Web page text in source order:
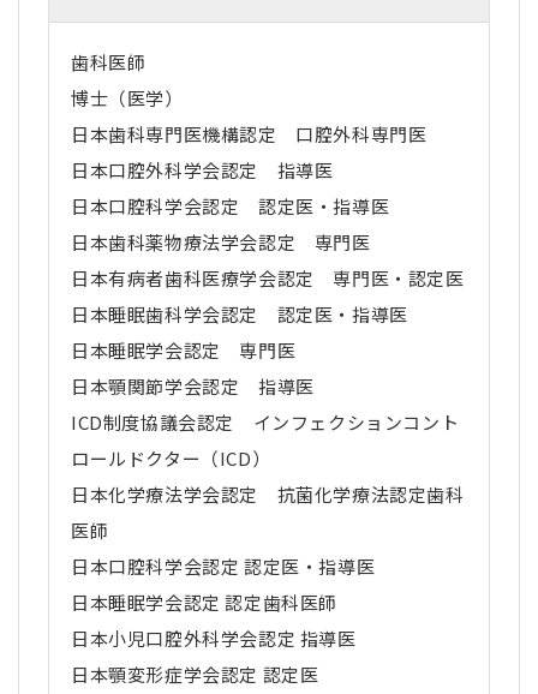
歯科医師
博士（医学）
日本歯科専門医機構認定 口腔外科専門医
日本口腔外科学会認定 指導医
日本口腔科学会認定 認定医・指導医
日本歯科薬物療法学会認定 専門医
日本有病者歯科医療学会認定 専門医・認定医
日本睡眠歯科学会認定 認定医・指導医
日本睡眠学会認定 専門医
日本顎関節学会認定 指導医
ICD制度協議会認定 インフェクションコント
ロールドクター（ICD）
日本化学療法学会認定 抗菌化学療法認定歯科
医師
日本口腔科学会認定 認定医・指導医
日本睡眠学会認定 認定歯科医師
日本小児口腔外科学会認定 指導医
日本顎変形症学会認定 認定医